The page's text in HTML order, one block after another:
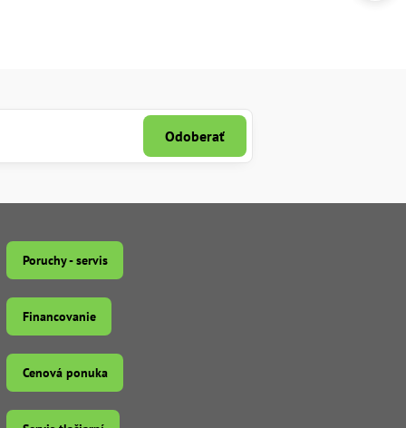
Odoberať
Poruchy - servis
Financovanie
Cenová ponuka